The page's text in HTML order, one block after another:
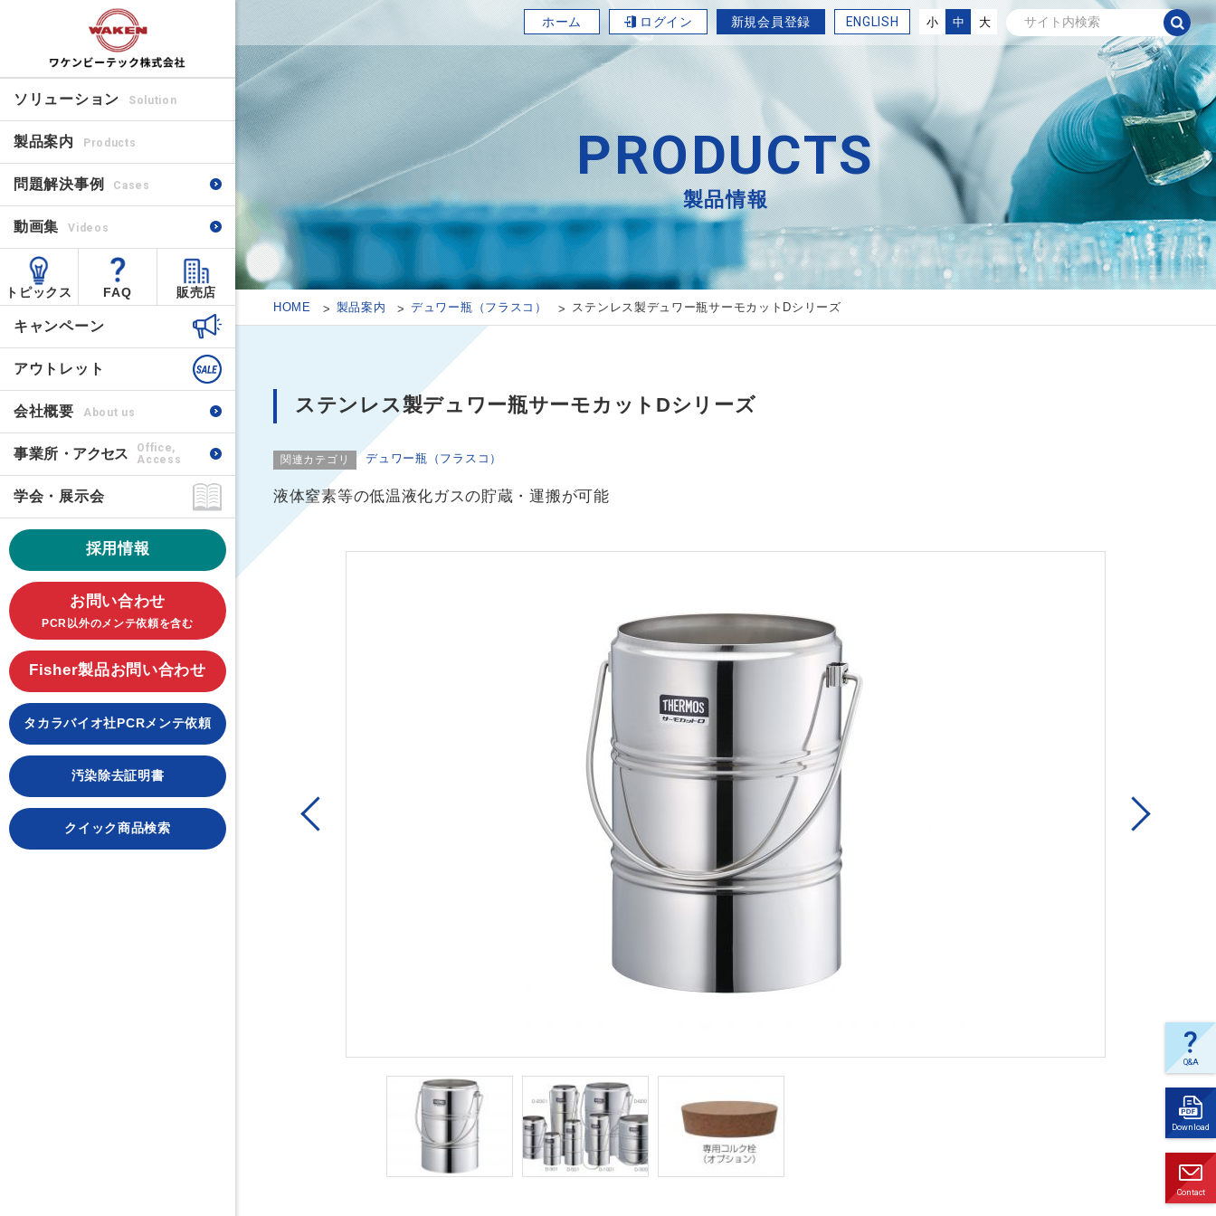
小 中 大
ENGLISH
ログイン 新規会員登録
ホーム
ソリューション Solution
製品案内 Products
問題解決事例 Cases
動画集 Videos
トピックス FAQ 販売店
キャンペーン
アウトレット
会社概要 About us
事業所 ・アクセス
Office,
Access
学会・展示会
採用情報
お問い合わせ
PCR以外のメンテ依頼を含む
Fisher製品お問い合わせ
タカラバイオ社PCRメンテ依頼
汚染除去証明書
クイック商品検索
PRODUCTS
製品情報
HOME 製品案内 デュワー瓶（フラスコ） ステンレス製デュワー瓶サーモカットDシリーズ
ステンレス製デュワー瓶サーモカットDシリーズ
関連カテゴリ デュワー瓶（フラスコ）
液体窒素等の低温液化ガスの貯蔵・運搬が可能
よく
ある
ご質
問
Q&A
ダウ
ンロ
ード
Download
Contact